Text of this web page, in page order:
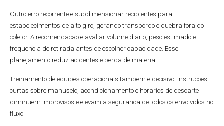
Outro erro recorrente e subdimensionar recipientes para
estabelecimentos de alto giro, gerando transbordo e quebra fora do
coletor. A recomendacao e avaliar volume diario, peso estimado e
frequencia de retirada antes de escolher capacidade. Esse
planejamento reduz acidentes e perda de material.
Treinamento de equipes operacionais tambem e decisivo. Instrucoes
curtas sobre manuseio, acondicionamento e horarios de descarte
diminuem improvisos e elevam a seguranca de todos os envolvidos no
fluxo.